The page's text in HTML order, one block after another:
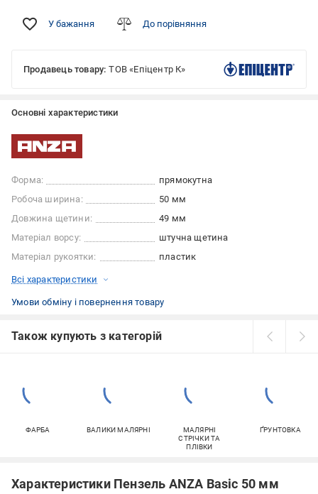
У бажання До порівняння
Продавець товару: ТОВ «Епіцентр К»
Основні характеристики
Форма:
прямокутна
Робоча ширина:
50 мм
Довжина щетини:
49 мм
Матеріал ворсу:
штучна щетина
Матеріал рукоятки:
пластик
Всі характеристики
Умови обміну і повернення товару
Також купують з категорій
ФАРБА ВАЛИКИ МАЛЯРНІ
МАЛЯРНІ
СТРІЧКИ ТА
ПЛІВКИ
ҐРУНТОВКА
Характеристики Пензель ANZA Basic 50 мм